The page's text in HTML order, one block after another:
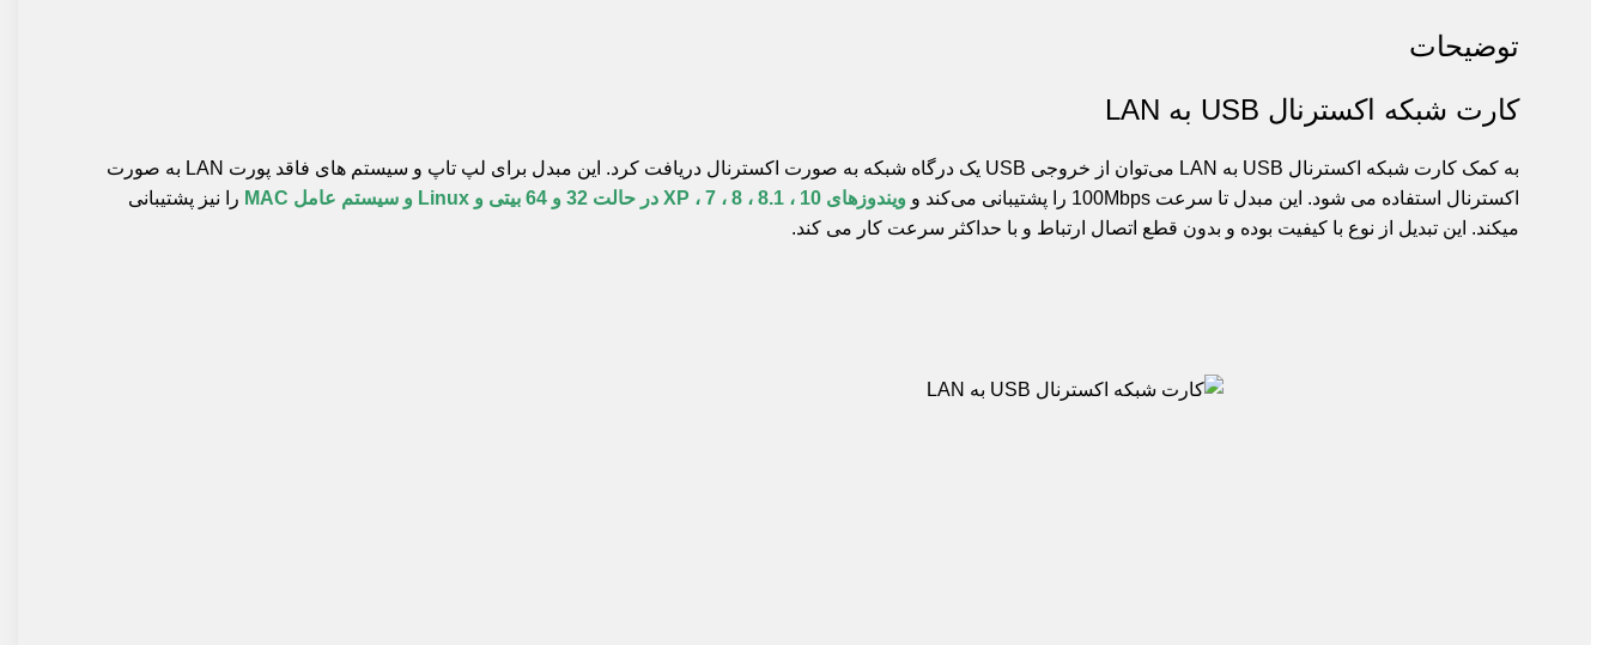
توضیحات
کارت شبکه اکسترنال USB به LAN
به کمک کارت شبکه اکسترنالUSB به LAN می‌توان از خروجی USB یک درگاه شبکه به صورت اکسترنال دریافت کرد. این مبدل برای لپ تاپ و سیستم های فاقد پورت LANبه صورت
اکسترنال استفاده می شود. این مبدل تا سرعت 100Mbps را پشتیبانی می‌کند و
ویندوزهای 10 ، 8.1 ، 8 ، 7 ، XP در حالت 32 و 64 بیتی و Linux و سیستم عامل MAC
را نیز پشتیبانی
میکند. این تبدیل از نوع با کیفیت بوده و بدون قطع اتصال ارتباط و با حداکثر سرعت کار می کند.